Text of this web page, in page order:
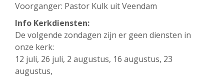
Voorganger: Pastor Kulk uit Veendam
Info Kerkdiensten:
De volgende zondagen zijn er geen diensten in
onze kerk:
12 juli, 26 juli, 2 augustus, 16 augustus, 23
augustus,